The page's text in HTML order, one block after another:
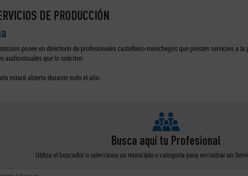
DE PRODUCCIÓN
posee un directorio de profesionales castellano-manchegos que presten servicios a
audiovisuales que lo soliciten.
estará abierta durante todo el año.
Busca aquí tu Profesional
Utiliza el buscador o selecciona un municipio o categoría para encontrar un